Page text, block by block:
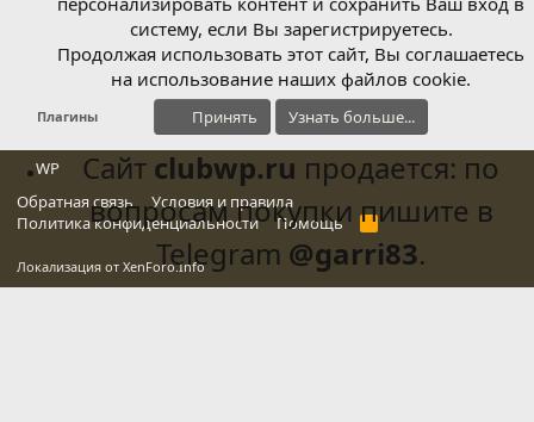
Плагины
WP
Обратная связь
Условия и правила
Политика конфиденциальности
Помощь
R
S
Локализация от XenForo.Info
систему, если Вы зарегистрируетесь.
Продолжая использовать этот сайт, Вы соглашаетесь
на использование наших файлов cookie.
Принять Узнать больше...
Сайт clubwp.ru продается: по
вопросам покупки пишите в
Telegram @garri83.